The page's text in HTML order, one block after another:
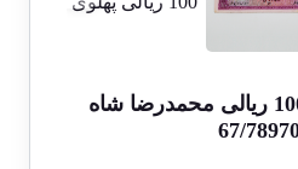
اسکناس دهی گلی 100 ریالی محمدرضا شاه